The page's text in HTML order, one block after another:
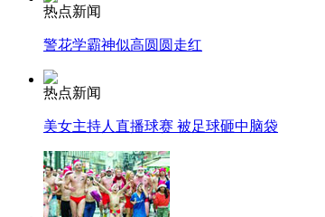
纽约上演“枕头大战”
司机酒驾遇交警 急速倒车逃窜
热点新闻
警花学霸神似高圆圆走红
热点新闻
美女主持人直播球赛 被足球砸中脑袋